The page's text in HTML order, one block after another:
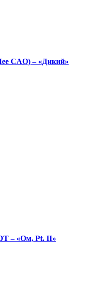
CAO) – «Дикий»
– «Ом, Pt. II»